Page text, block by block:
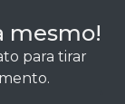
mesmo!
para tirar